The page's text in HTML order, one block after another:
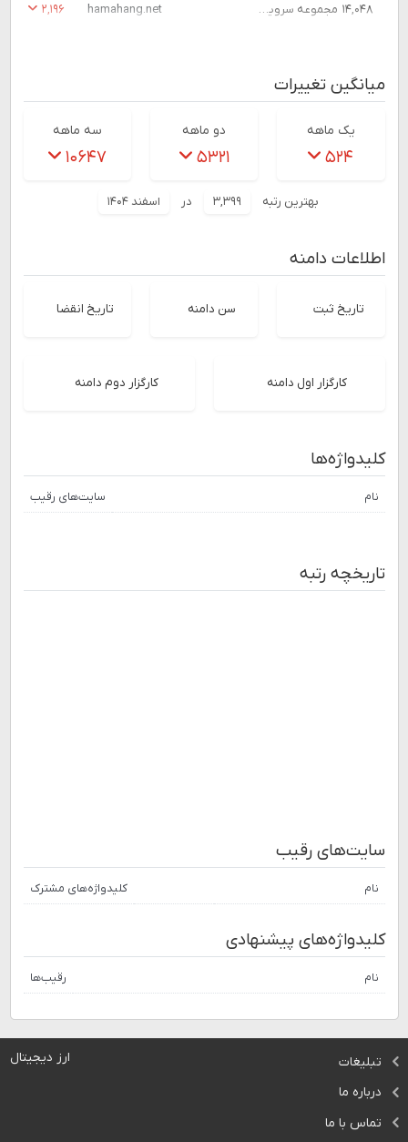
۱۴,۰۴۸
مجموعه سرویس های همآهنگ | HamAhang hamahang.net ۲,۱۹۶
میانگین تغییرات
یک ماهه
۵۲۴
دو ماهه
۵۳۲۱
سه ماهه
۱۰۶۴۷
بهترین رتبه ۳,۳۹۹ در اسفند ۱۴۰۴
اطلاعات دامنه
تاریخ ثبت سن دامنه تاریخ انقضا
کارگزار اول دامنه کارگزار دوم دامنه
کلیدواژه‌ها
نام سایت‌های رقیب
تاریخچه رتبه
سایت‌های رقیب
نام کلیدواژه‌های مشترک
کلیدواژه‌های پیشنهادی
نام رقیب‌ها
ارز دیجیتال
تبلیغات
درباره ما
تماس با ما